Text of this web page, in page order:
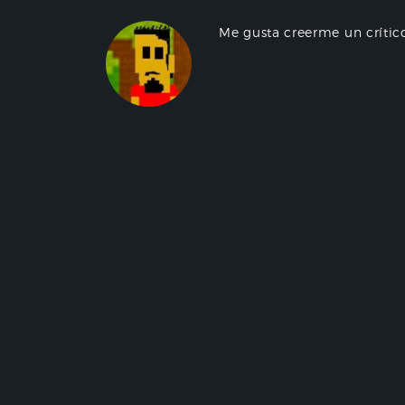
Me gusta creerme un